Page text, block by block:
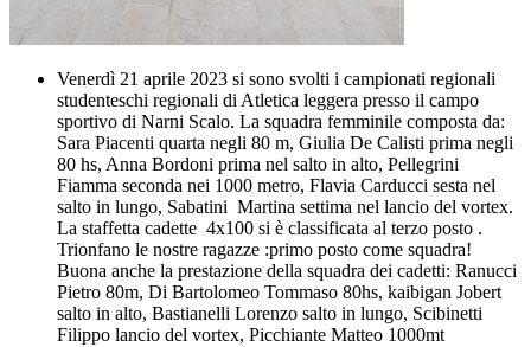
Venerdì 21 aprile 2023 si sono svolti i campionati regionali
studenteschi regionali di Atletica leggera presso il campo
sportivo di Narni Scalo. La squadra femminile composta da:
Sara Piacenti quarta negli 80 m, Giulia De Calisti prima negli
80 hs, Anna Bordoni prima nel salto in alto, Pellegrini
Fiamma seconda nei 1000 metro, Flavia Carducci sesta nel
salto in lungo, Sabatini Martina settima nel lancio del vortex.
La staffetta cadette 4x100 si è classificata al terzo posto .
Trionfano le nostre ragazze :primo posto come squadra!
Buona anche la prestazione della squadra dei cadetti: Ranucci
Pietro 80m, Di Bartolomeo Tommaso 80hs, kaibigan Jobert
salto in alto, Bastianelli Lorenzo salto in lungo, Scibinetti
Filippo lancio del vortex, Picchiante Matteo 1000mt